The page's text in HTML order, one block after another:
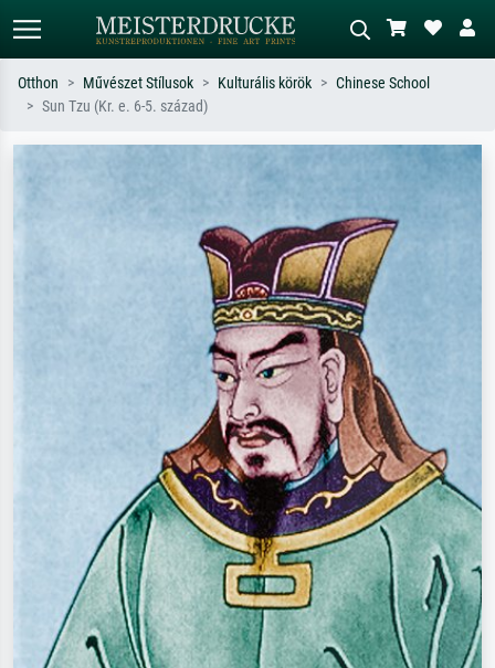
Írja le a jelenetet – pl. zöld rét, sok
piros absztrakt, sötét olajkép, álló akt
Otthon Művészet Stílusok Kulturális körök
Chinese School
Sun Tzu (Kr. e. 6-5. század)